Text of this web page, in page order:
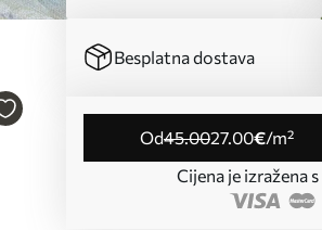
Besplatna dostava
od45.0027.00€/m²
Cijena je izražena s